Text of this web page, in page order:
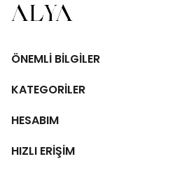
ÖNEMLİ BİLGİLER
KATEGORİLER
HESABIM
HIZLI ERİŞİM